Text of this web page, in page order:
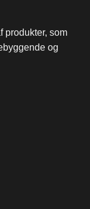
produkter, som
og